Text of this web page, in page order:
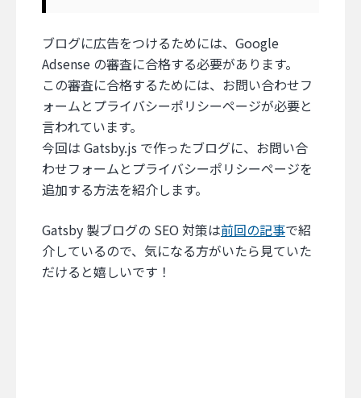
ブログに広告をつけるためには、Google
Adsense の審査に合格する必要があります。
この審査に合格するためには、お問い合わせフ
ォームとプライバシーポリシーページが必要と
言われています。
今回は Gatsby.js で作ったブログに、お問い合
わせフォームとプライバシーポリシーページを
追加する方法を紹介します。
Gatsby 製ブログの SEO 対策は前回の記事で紹
介しているので、気になる方がいたら見ていた
だけると嬉しいです！